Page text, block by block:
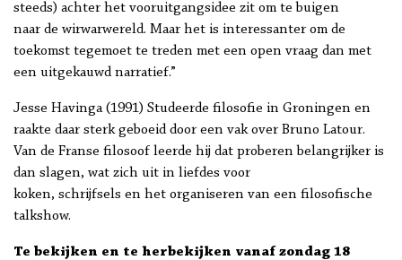
steeds) achter het vooruitgangsidee zit om te buigen
naar de wirwarwereld. Maar het is interessanter om de
toekomst tegemoet te treden met een open vraag dan met
een uitgekauwd narratief.”
Jesse Havinga (1991) Studeerde filosofie in Groningen en
raakte daar sterk geboeid door een vak over Bruno Latour.
Van de Franse filosoof leerde hij dat proberen belangrijker is
dan slagen, wat zich uit in liefdes voor
koken, schrijfsels en het organiseren van een filosofische
talkshow.
Te bekijken en te herbekijken vanaf zondag 18